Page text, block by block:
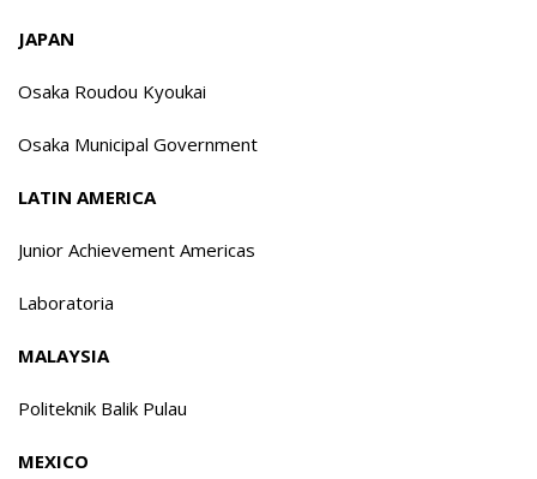
JAPAN
Osaka Roudou Kyoukai
Osaka Municipal Government
LATIN AMERICA
Junior Achievement Americas
Laboratoria
MALAYSIA
Politeknik Balik Pulau
MEXICO